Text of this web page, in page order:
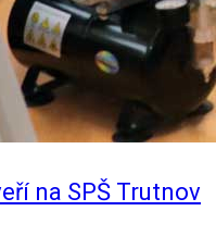
na SPŠ Trutnov